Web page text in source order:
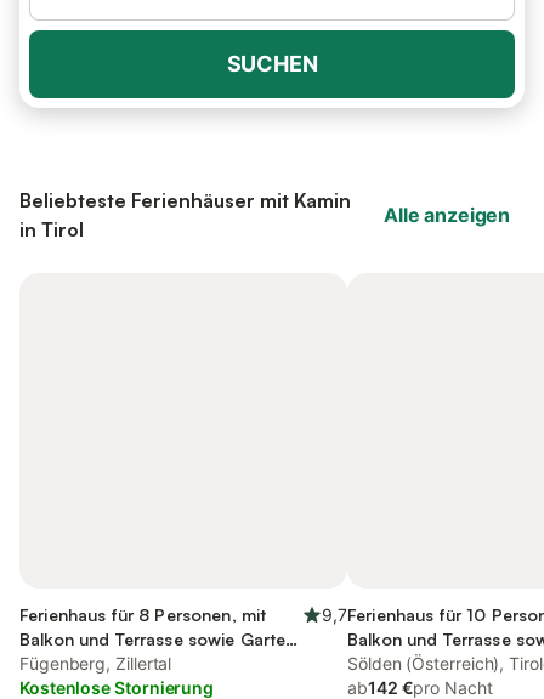
SUCHEN
Beliebteste Ferienhäuser mit Kamin
in Tirol
Alle anzeigen
Ferienhaus für 8 Personen, mit
Balkon und Terrasse sowie Garten
und Pool
9,7
Fügenberg, Zillertal
Kostenlose Stornierung
Ferienhaus für 10
Balkon und Terrasse
und Ausblick
Sölden (Österreich),
ab142 €pro Nacht